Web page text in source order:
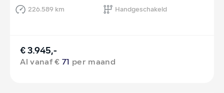
226.589 km
Handgeschakeld
€ 3.945,-
Al vanaf €71 per maand